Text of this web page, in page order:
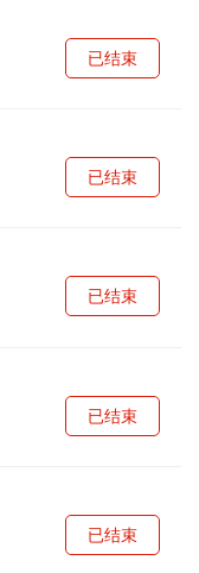
已结束
已结束
已结束
已结束
已结束